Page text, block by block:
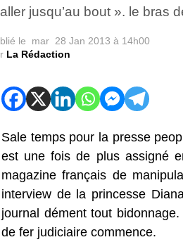
jusqu’au bout ». le bras
le mar 28 Jan 2013 à 14h00
La Rédaction
Sale temps pour la presse
est une fois de plus assigné
magazine français de
interview de la princesse
journal dément tout
de fer judiciaire commence.